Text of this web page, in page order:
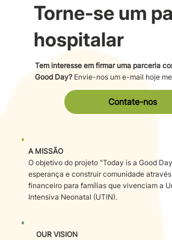
OUR VISION
A MISSÃO
O objetivo do projeto "Today is a Good
esperança e construir comunidade
financeiro para famílias que vivenciam a
Intensiva Neonatal (UTIN).
Torne-se um
hospitalar
Tem interesse em firmar uma parceria
Good Day?Envie-nos um e-mail hoje
Contate-nos